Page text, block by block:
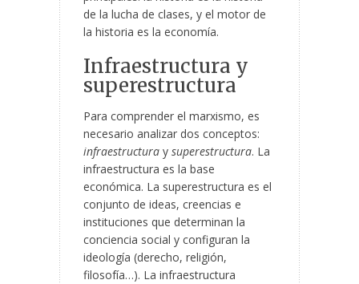
de la lucha de clases, y el motor de
la historia es la economía.
Infraestructura y
superestructura
Para comprender el marxismo, es
necesario analizar dos conceptos:
infraestructura y superestructura. La
infraestructura es la base
económica. La superestructura es el
conjunto de ideas, creencias e
instituciones que determinan la
conciencia social y configuran la
ideología (derecho, religión,
filosofía…). La infraestructura